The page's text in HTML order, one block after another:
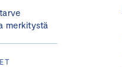
merkitystä